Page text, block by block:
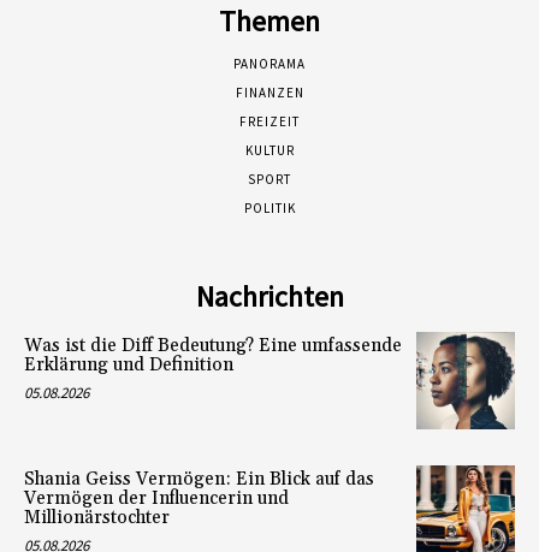
Themen
PANORAMA
FINANZEN
FREIZEIT
KULTUR
SPORT
POLITIK
Nachrichten
Was ist die Diff Bedeutung? Eine umfassende
Erklärung und Definition
05.08.2026
Shania Geiss Vermögen: Ein Blick auf das
Vermögen der Influencerin und
Millionärstochter
05.08.2026